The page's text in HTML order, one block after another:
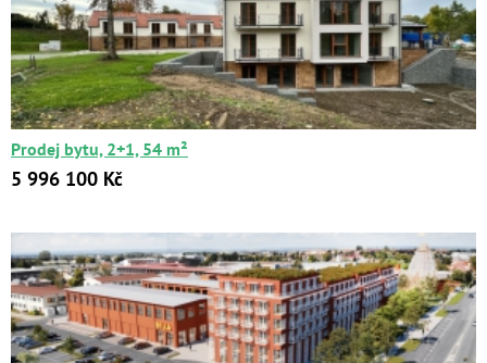
Prodej bytu, 2+1, 54 m²
5 996 100 Kč